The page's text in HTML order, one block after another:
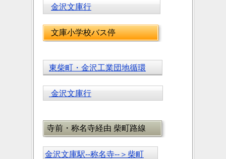
金沢文庫行
文庫小学校バス停
東柴町・金沢工業団地循環
金沢文庫行
寺前・称名寺経由 柴町路線
金沢文庫駅--称名寺--＞柴町